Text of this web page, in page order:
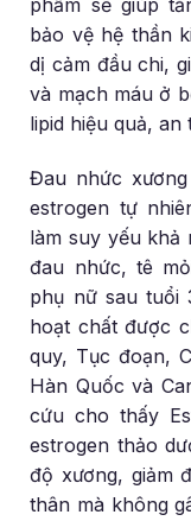
phẩm sẽ giúp
bảo vệ hệ thần
dị cảm đầu chi,
và mạch máu ở
lipid hiệu quả, an
Đau nhức
estrogen tự
làm suy yếu khả
đau nhức, tê
phụ nữ sau tuổi
hoạt chất được
quy, Tục đoạn,
Hàn Quốc và
cứu cho thấy
estrogen thảo
độ xương, giảm
thân mà không